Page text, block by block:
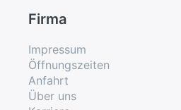
Firma
Impressum
Öffnungszeiten
Anfahrt
Über uns